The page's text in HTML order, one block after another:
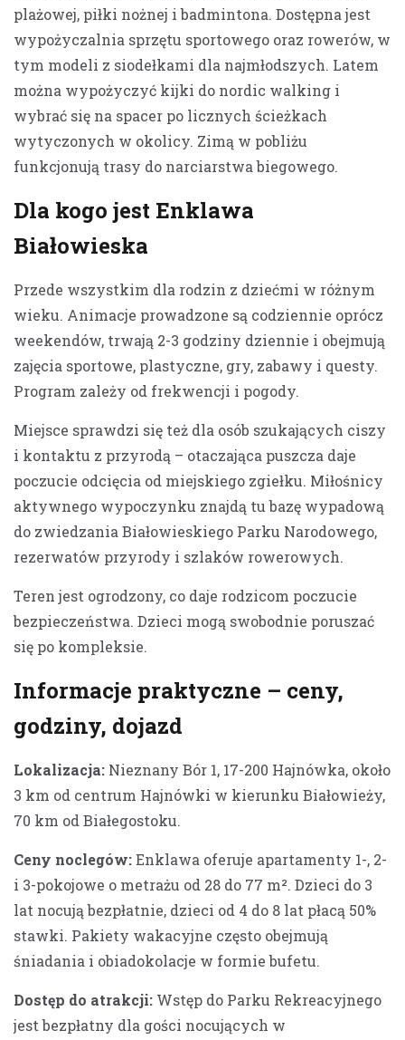
plażowej, piłki nożnej i badmintona. Dostępna jest
wypożyczalnia sprzętu sportowego oraz rowerów, w
tym modeli z siodełkami dla najmłodszych. Latem
można wypożyczyć kijki do nordic walking i
wybrać się na spacer po licznych ścieżkach
wytyczonych w okolicy. Zimą w pobliżu
funkcjonują trasy do narciarstwa biegowego.
Dla kogo jest Enklawa
Białowieska
Przede wszystkim dla rodzin z dziećmi w różnym
wieku. Animacje prowadzone są codziennie oprócz
weekendów, trwają 2-3 godziny dziennie i obejmują
zajęcia sportowe, plastyczne, gry, zabawy i questy.
Program zależy od frekwencji i pogody.
Miejsce sprawdzi się też dla osób szukających ciszy
i kontaktu z przyrodą – otaczająca puszcza daje
poczucie odcięcia od miejskiego zgiełku. Miłośnicy
aktywnego wypoczynku znajdą tu bazę wypadową
do zwiedzania Białowieskiego Parku Narodowego,
rezerwatów przyrody i szlaków rowerowych.
Teren jest ogrodzony, co daje rodzicom poczucie
bezpieczeństwa. Dzieci mogą swobodnie poruszać
się po kompleksie.
Informacje praktyczne – ceny,
godziny, dojazd
Lokalizacja: Nieznany Bór 1, 17-200 Hajnówka, około
3 km od centrum Hajnówki w kierunku Białowieży,
70 km od Białegostoku.
Ceny noclegów:Enklawa oferuje apartamenty 1-, 2-
i 3-pokojowe o metrażu od 28 do 77 m². Dzieci do 3
lat nocują bezpłatnie, dzieci od 4 do 8 lat płacą 50%
stawki. Pakiety wakacyjne często obejmują
śniadania i obiadokolacje w formie bufetu.
Dostęp do atrakcji: Wstęp do Parku Rekreacyjnego
jest bezpłatny dla gości nocujących w